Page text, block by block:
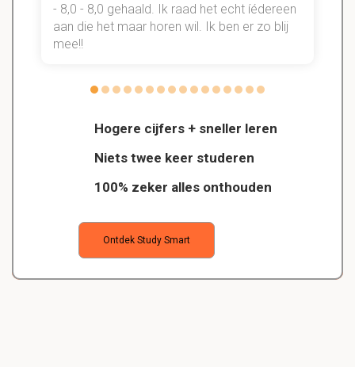
Hogere cijfers + sneller leren
Niets twee keer studeren
100% zeker alles onthouden
Ontdek Study Smart
- 8,0 - 8,0 gehaald. Ik raad het echt íédereen
aan die het maar horen wil. Ik ben er zo blij
mee!!